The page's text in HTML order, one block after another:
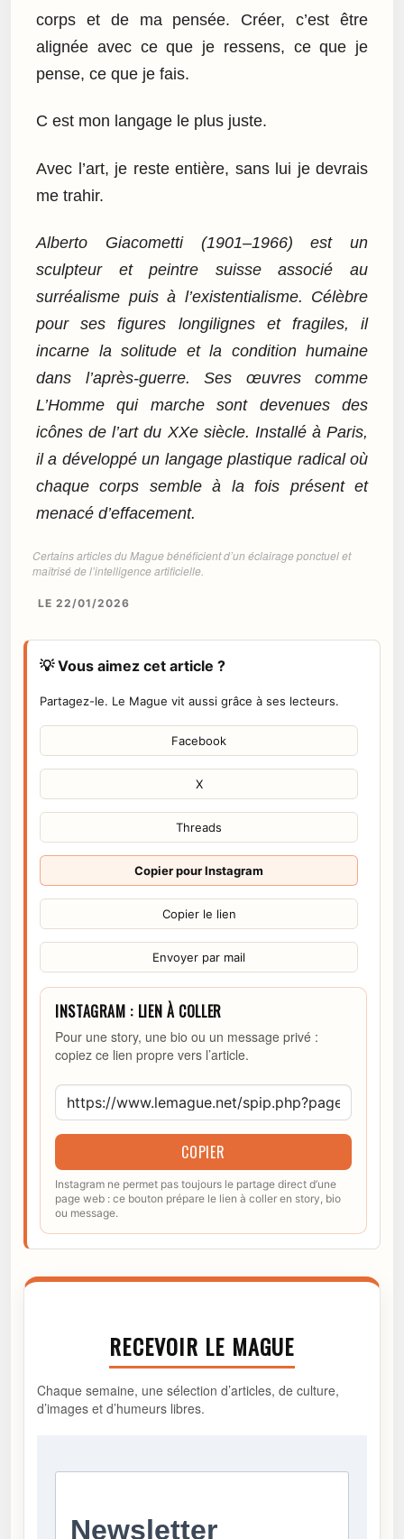
corps et de ma pensée. Créer, c’est être
alignée avec ce que je ressens, ce que je
pense, ce que je fais.
C est mon langage le plus juste.
Avec l’art, je reste entière, sans lui je devrais
me trahir.
Alberto Giacometti (1901–1966) est un
sculpteur et peintre suisse associé au
surréalisme puis à l’existentialisme. Célèbre
pour ses figures longilignes et fragiles, il
incarne la solitude et la condition humaine
dans l’après-guerre. Ses œuvres comme
L’Homme qui marche sont devenues des
icônes de l’art du XXe siècle. Installé à Paris,
il a développé un langage plastique radical où
chaque corps semble à la fois présent et
menacé d’effacement.
Certains articles du Mague bénéficient d’un éclairage ponctuel et
maîtrisé de l’intelligence artificielle.
LE 22/01/2026
💡 Vous aimez cet article ?
Partagez-le. Le Mague vit aussi grâce à ses lecteurs.
Facebook
X
Threads
Copier pour Instagram
Copier le lien
Envoyer par mail
INSTAGRAM : LIEN À COLLER
Pour une story, une bio ou un message privé :
copiez ce lien propre vers l’article.
COPIER
Instagram ne permet pas toujours le partage direct d’une
page web : ce bouton prépare le lien à coller en story, bio
ou message.
RECEVOIR LE MAGUE
Chaque semaine, une sélection d’articles, de culture,
d’images et d’humeurs libres.